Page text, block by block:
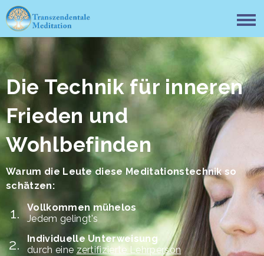
Die Technik für inneren
Frieden und
Wohlbefinden
Warum die Leute diese Meditationstechnik so
schätzen:
Vollkommen mühelos
Jedem gelingt's
Individuelle Unterweisung
durch eine zertifizierte Lehrperson